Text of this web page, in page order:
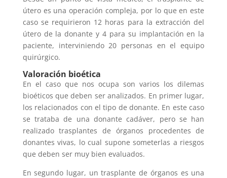
útero es una operación compleja, por lo que en este
caso se requirieron 12 horas para la extracción del
útero de la donante y 4 para su implantación en la
paciente, interviniendo 20 personas en el equipo
quirúrgico.
Valoración bioética
En el caso que nos ocupa son varios los dilemas
bioéticos que deben ser analizados. En primer lugar,
los relacionados con el tipo de donante. En este caso
se trataba de una donante cadáver, pero se han
realizado trasplantes de órganos procedentes de
donantes vivas, lo cual supone someterlas a riesgos
que deben ser muy bien evaluados.
En segundo lugar, un trasplante de órganos es una